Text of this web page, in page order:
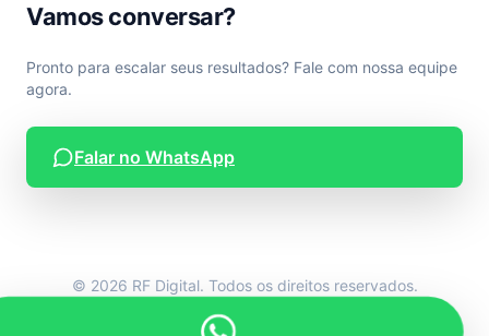
Vamos conversar?
Pronto para escalar seus resultados? Fale com nossa equipe
agora.
Falar no WhatsApp
© 2026 RF Digital. Todos os direitos reservados.